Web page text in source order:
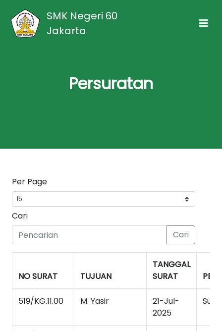
SMK Negeri 60
Jakarta
Persuratan
Per Page
Cari
Cari
NO SURAT TUJUAN
TANGGAL
SURAT
519/KG.11.00 M. Yasir
21-Jul-
2025